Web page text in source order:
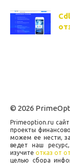
© 2026
Primeoption.ru
проекты
можем ее нести,
ведет наш
изучитеотказ от
целью сбора